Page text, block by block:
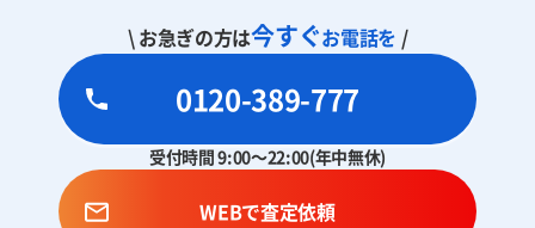
\ お急ぎの方は今すぐお電話を /
0120-389-777
受付時間 9:00～22:00(年中無休)
WEBで査定依頼